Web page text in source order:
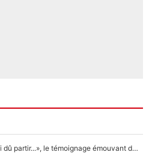
F1 : « Je lui ai fait un câlin, puis j’ai dû partir...», le témoignage émouvant de Max Verstappen sur sa fille